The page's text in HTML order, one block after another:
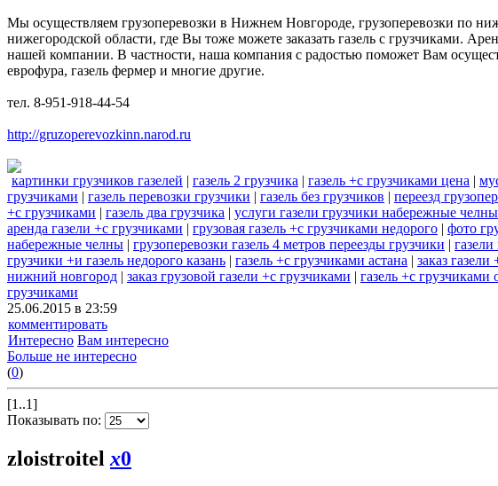
Мы осуществляем грузоперевозки в Нижнем Новгороде, грузоперевозки по
нижегородской области, где Вы тоже можете заказать газель с грузчиками.
нашей компании. В частности, наша компания с радостью поможет Вам
еврофура, газель фермер и многие другие.
тел. 8-951-918-44-54
http://gruzoperevozkinn.narod.ru
картинки грузчиков газелей | газель 2 грузчика | газель +с грузчиками цена |
грузчиками | газель перевозки грузчики | газель без грузчиков | переезд
+с грузчиками | газель два грузчика | услуги газели грузчики набережные челны
аренда газели +с грузчиками | грузовая газель +с грузчиками недорого | фото
набережные челны | грузоперевозки газель 4 метров переезды грузчики |
грузчики +и газель недорого казань | газель +с грузчиками астана | заказ
нижний новгород | заказ грузовой газели +с грузчиками | газель +с грузчиками
грузчиками
25.06.2015 в 23:59
комментировать
Интересно Вам интересно
Больше не интересно
(0)
[1..1]
Показывать по:
zloistroitel x0